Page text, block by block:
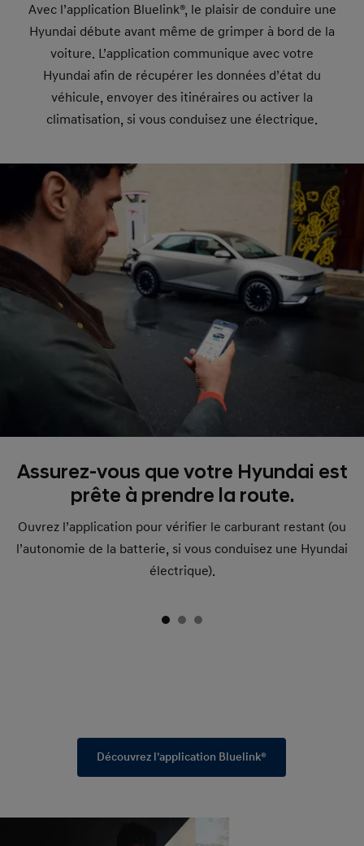
Avec l’application Bluelink®, le plaisir de conduire une
Hyundai débute avant même de grimper à bord de la
voiture. L’application communique avec votre
Hyundai afin de récupérer les données d’état du
véhicule, envoyer des itinéraires ou activer la
climatisation, si vous conduisez une électrique.
Assurez-vous que votre Hyundai est
prête à prendre la route.
Ouvrez l’application pour vérifier le carburant restant (ou
l’autonomie de la batterie, si vous conduisez une Hyundai
électrique).
Découvrez l’application Bluelink®